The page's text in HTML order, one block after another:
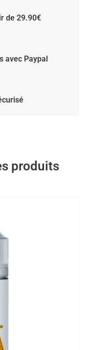
de 29.90€
avec Paypal
produits